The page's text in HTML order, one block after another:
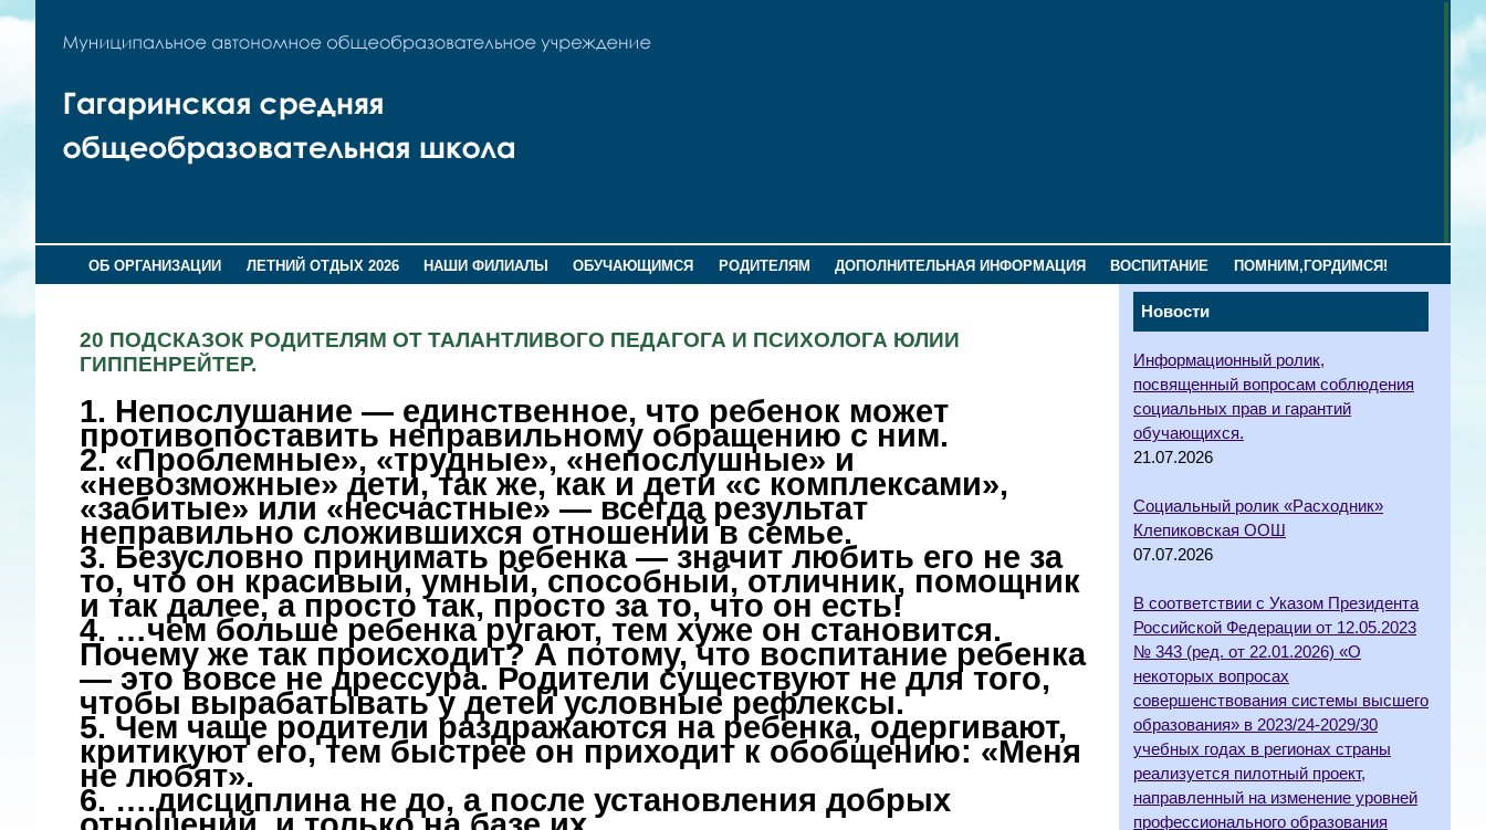
ОБ ОРГАНИЗАЦИИ ЛЕТНИЙ ОТДЫХ 2026 НАШИ ФИЛИАЛЫ ОБУЧАЮЩИМСЯ РОДИТЕЛЯМ ДОПОЛНИТЕЛЬНАЯ ИНФОРМАЦИЯ ВОСПИТАНИЕ ПОМНИМ,ГОРДИМСЯ!
Новости
Информационный ролик,
посвященный вопросам соблюдения
социальных прав и гарантий
обучающихся.
21.07.2026
Социальный ролик «Расходник»
Клепиковская ООШ
07.07.2026
В соответствии с Указом Президента
Российской Федерации от 12.05.2023
№ 343 (ред. от 22.01.2026) «О
некоторых вопросах
совершенствования системы высшего
образования» в 2023/24-2029/30
учебных годах в регионах страны
реализуется пилотный проект,
направленный на изменение уровней
профессионального образования
20 ПОДСКАЗОК РОДИТЕЛЯМ ОТ ТАЛАНТЛИВОГО ПЕДАГОГА И ПСИХОЛОГА ЮЛИИ
ГИППЕНРЕЙТЕР.
1. Непослушание — единственное, что ребенок может
противопоставить неправильному обращению с ним.
2. «Проблемные», «трудные», «непослушные» и
«невозможные» дети, так же, как и дети «с комплексами»,
«забитые» или «несчастные» — всегда результат
неправильно сложившихся отношений в семье.
3. Безусловно принимать ребенка — значит любить его не за
то, что он красивый, умный, способный, отличник, помощник
и так далее, а просто так, просто за то, что он есть!
4. …чем больше ребенка ругают, тем хуже он становится.
Почему же так происходит? А потому, что воспитание ребенка
— это вовсе не дрессура. Родители существуют не для того,
чтобы вырабатывать у детей условные рефлексы.
5. Чем чаще родители раздражаются на ребенка, одергивают,
критикуют его, тем быстрее он приходит к обобщению: «Меня
не любят».
6. ….дисциплина не до, а после установления добрых